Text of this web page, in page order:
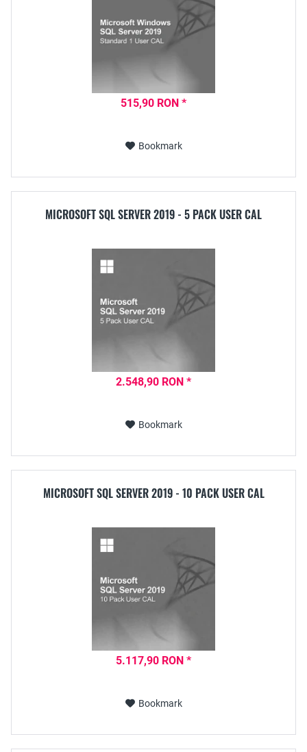
515,90 RON *
Bookmark
MICROSOFT SQL SERVER 2019 - 5 PACK USER CAL
2.548,90 RON *
Bookmark
MICROSOFT SQL SERVER 2019 - 10 PACK USER CAL
5.117,90 RON *
Bookmark